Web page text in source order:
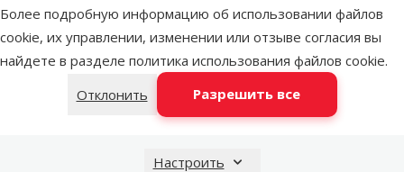
Более подробную информацию об использовании файлов
cookie, их управлении, изменении или отзыве согласия вы
найдете в разделе политика использования файлов cookie.
Отклонить
Разрешить все
Настроить
Цвет – серый.
Параметры
Размер собаки
Маленькая, Средняя
Полиэстер
Классический, Светоотражающий